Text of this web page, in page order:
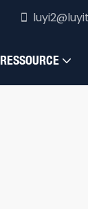
RESSOURCE